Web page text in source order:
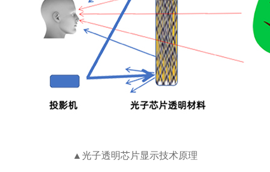
▲光子透明芯片显示技术原理